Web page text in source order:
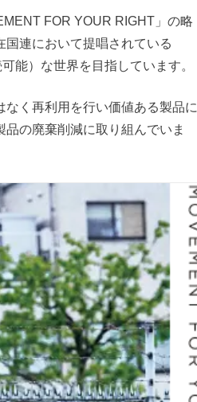
FOR YOUR RIGHT」の略
連において提唱されている
能）な世界を目指しています。
く再利用を行い価値ある製品に
の廃棄削減に取り組んでいま